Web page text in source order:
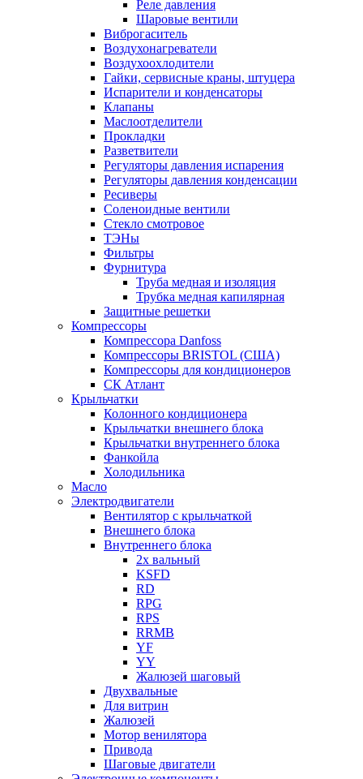
Реле давления
Шаровые вентили
Виброгаситель
Воздухонагреватели
Воздухоохлодители
Гайки, сервисные краны, штуцера
Испарители и конденсаторы
Клапаны
Маслоотделители
Прокладки
Разветвители
Регуляторы давления испарения
Регуляторы давления конденсации
Ресиверы
Соленоидные вентили
Стекло смотровое
ТЭНы
Фильтры
Фурнитура
Труба медная и изоляция
Трубка медная капилярная
Защитные решетки
Компрессоры
Компрессора Danfoss
Компрессоры BRISTOL (США)
Компрессоры для кондиционеров
СК Атлант
Крыльчатки
Колонного кондиционера
Крыльчатки внешнего блока
Крыльчатки внутреннего блока
Фанкойла
Холодильника
Масло
Электродвигатели
Вентилятор с крыльчаткой
Внешнего блока
Внутреннего блока
2х вальный
KSFD
RD
RPG
RPS
RRMB
YF
YY
Жалюзей шаговый
Двухвальные
Для витрин
Жалюзей
Мотор венилятора
Привода
Шаговые двигатели